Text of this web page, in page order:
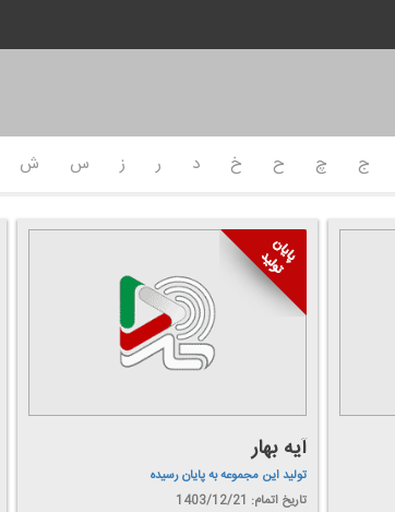
ج چ ح خ د ر ز س ش
آیه بهار
تولید این مجموعه به پایان رسیده
تاریخ اتمام: 1403/12/21